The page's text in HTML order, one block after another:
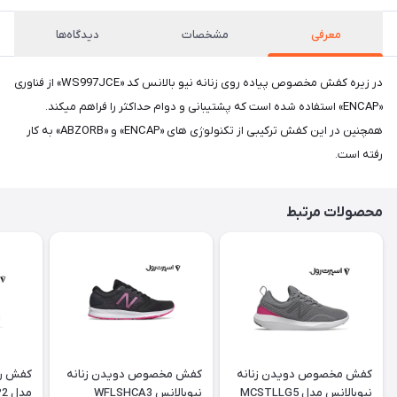
معرفی مشخصات دیدگاه‌ها
در زیره کفش مخصوص پیاده روی زنانه نیو بالانس کد «WS997JCE» از فناوری
«ENCAP» استفاده شده است که پشتیبانی و دوام حداکثر را فراهم میکند.
همچنین در این کفش ترکیبی از تکنولوژی های «ENCAP» و «ABZORB» به کار
رفته است.
محصولات مرتبط
کفش مخصوص دویدن زنانه
نیوبالانس مدل MCSTLLG5
کفش مخصوص دویدن زنانه
نیوبالانس WFLSHCA3
کفش
مدل WKOZELP2